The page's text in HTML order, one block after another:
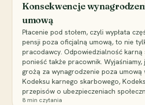
Konsekwencje
umową
Płacenie pod stołem, czyli wypłata
pensji poza oficjalną umową, to nie
pracodawcy. Odpowiedzialność karną
ponieść także pracownik.
grożą za wynagrodzenie poza umową
Kodeksu karnego skarbowego,
przepisów o ubezpieczeniach
8 min czytania